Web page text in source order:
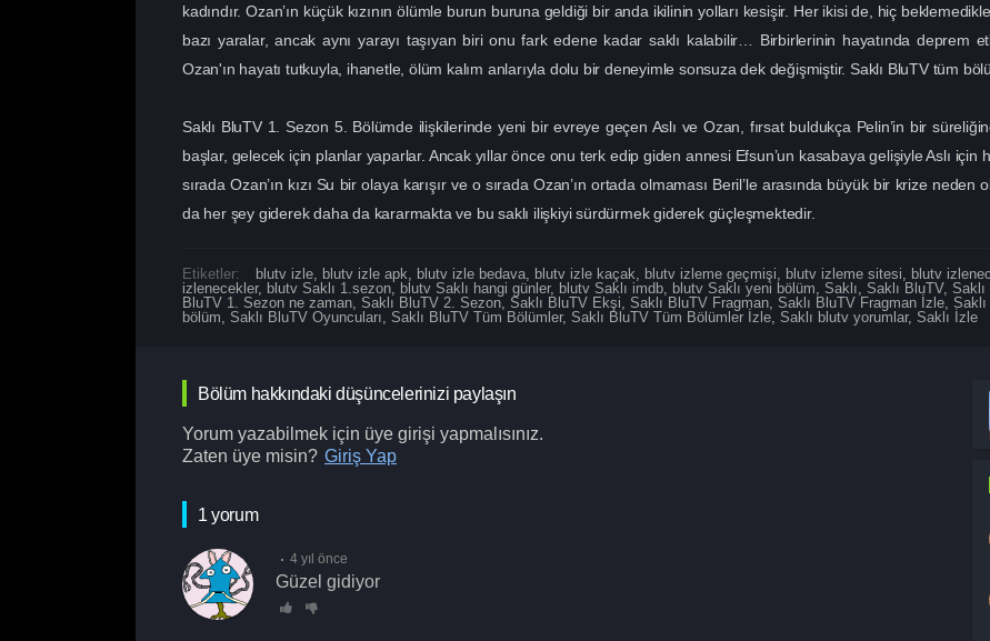
kadındır. Ozan’ın küçük kızının ölümle burun buruna geldiği bir anda ikilinin yolları kesişir. Her ikisi de, hiç
bazı yaralar, ancak aynı yarayı taşıyan biri onu fark edene kadar saklı kalabilir… Birbirlerinin hayatında deprem
Ozan'ın hayatı tutkuyla, ihanetle, ölüm kalım anlarıyla dolu bir deneyimle sonsuza dek değişmiştir. Saklı BluTV tüm
Saklı BluTV 1. Sezon 5. Bölümde ilişkilerinde yeni bir evreye geçen Aslı ve Ozan, fırsat buldukça Pelin’in bir
başlar, gelecek için planlar yaparlar. Ancak yıllar önce onu terk edip giden annesi Efsun’un kasabaya gelişiyle Aslı
sırada Ozan’ın kızı Su bir olaya karışır ve o sırada Ozan’ın ortada olmaması Beril’le arasında büyük bir krize neden
da her şey giderek daha da kararmakta ve bu saklı ilişkiyi sürdürmek giderek güçleşmektedir.
Etiketler: blutv izle blutv izle apk blutv izle bedava blutv izle kaçak blutv izleme geçmişi blutv izleme sitesi blutv
izlenecekler, blutv Saklı 1.sezon, blutv Saklı hangi günler, blutv Saklı imdb blutv Saklı yeni bölüm Saklı Saklı BluTV,
BluTV 1. Sezon ne zaman Saklı BluTV 2. Sezon, Saklı BluTV Ekşi Saklı BluTV Fragman Saklı BluTV Fragman İzle
bölüm
Saklı BluTV Oyuncuları Saklı BluTV Tüm Bölümler, Saklı BluTV Tüm Bölümler İzle Saklı blutv yorumlar, Saklı İzle
Bölüm hakkındaki düşüncelerinizi paylaşın
Yorum yazabilmek için üye girişi yapmalısınız.
Zaten üye misin? Giriş Yap
1 yorum
4 yıl önce
Güzel gidiyor